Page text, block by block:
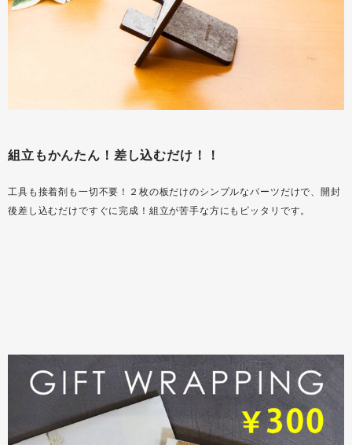
組立もかんたん！差し込むだけ！！
工具も接着剤も一切不要！２枚の板だけのシンプルなパーツだけで、開封
後差し込むだけですぐに完成！組立が苦手な方にもピッタリです。